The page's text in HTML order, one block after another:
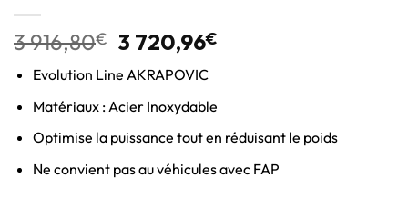
3 916,80€ 3 720,96€
Evolution Line AKRAPOVIC
Matériaux : Acier Inoxydable
Optimise la puissance tout en réduisant le poids
Ne convient pas au véhicules avec FAP